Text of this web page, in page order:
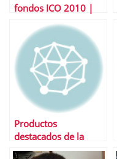
fondos ICO 2010 |
operaciones
Productos
destacados de la
semana